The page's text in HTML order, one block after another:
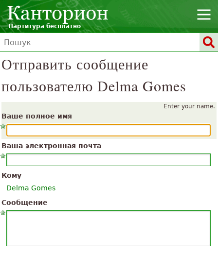
Партитура бесплатно
Отправить сообщение
пользователю Delma Gomes
Enter your name.
Ваше полное имя
Ваша электронная почта
Кому
Delma Gomes
Сообщение